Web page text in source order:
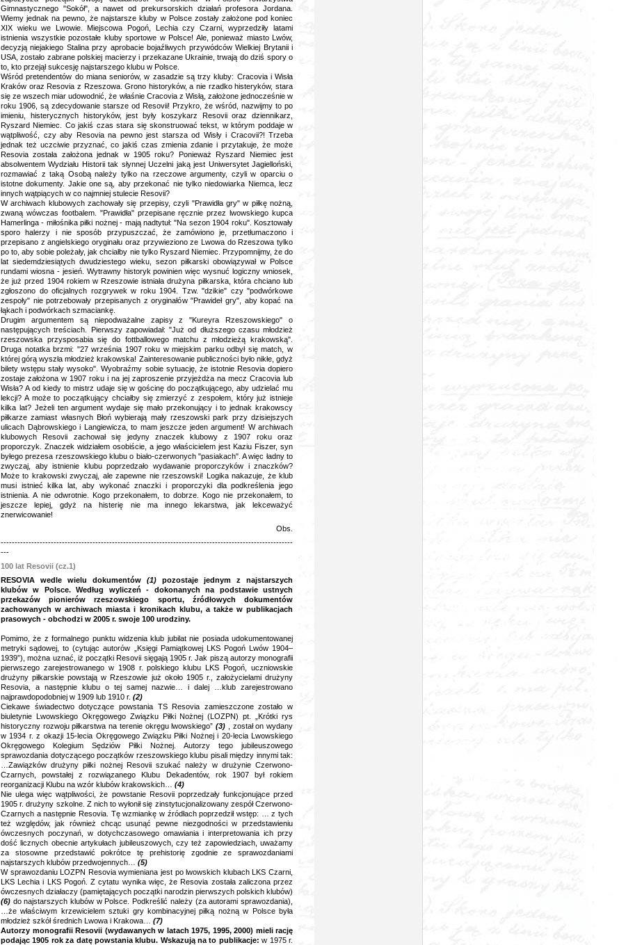
Gimnastycznego "Sokół", a nawet od prekursorskich działań profesora Jordana.
Wiemy jednak na pewno, że najstarsze kluby w Polsce zostały założone pod koniec
XIX wieku we Lwowie. Miejscowa Pogoń, Lechia czy Czarni, wyprzedziły latami
istnienia wszystkie pozostałe kluby sportowe w Polsce! Ale, ponieważ miasto Lwów,
decyzją niejakiego Stalina przy aprobacie bojaźliwych przywódców Wielkiej Brytanii i
USA, zostało zabrane polskiej macierzy i przekazane Ukrainie, trwają do dziś spory o
to, kto przejął sukcesję najstarszego klubu w Polsce.
Wśród pretendentów do miana seniorów, w zasadzie są trzy kluby: Cracovia i Wisła
Kraków oraz Resovia z Rzeszowa. Grono historyków, a nie rzadko histeryków, stara
się ze wszech miar udowodnić, że właśnie Cracovia z Wisłą, założone jednocześnie w
roku 1906, są zdecydowanie starsze od Resovii! Przykro, że wśród, nazwijmy to po
imieniu, histerycznych historyków, jest były koszykarz Resovii oraz dziennikarz,
Ryszard Niemiec. Co jakiś czas stara się skonstruować tekst, w którym poddaje w
wątpliwość, czy aby Resovia na pewno jest starsza od Wisły i Cracovii?! Trzeba
jednak też uczciwie przyznać, co jakiś czas zmienia zdanie i przytakuje, że może
Resovia została założona jednak w 1905 roku? Ponieważ Ryszard Niemiec jest
absolwentem Wydziału Historii tak słynnej Uczelni jaką jest Uniwersytet Jagielloński,
rozmawiać z taką Osobą należy tylko na rzeczowe argumenty, czyli w oparciu o
istotne dokumenty. Jakie one są, aby przekonać nie tylko niedowiarka Niemca, lecz
innych wątpiących w co najmniej stulecie Resovii?
W archiwach klubowych zachowały się przepisy, czyli "Prawidła gry" w piłkę nożną,
zwaną wówczas footbalem. "Prawidła" przepisane ręcznie przez lwowskiego kupca
Hamerlinga - miłośnika piłki nożnej - mają nadtytuł: "Na sezon 1904 roku". Kosztowały
sporo halerzy i nie sposób przypuszczać, że zamówiono je, przetłumaczono i
przepisano z angielskiego oryginału oraz przywieziono ze Lwowa do Rzeszowa tylko
po to, aby sobie poleżały, jak chciałby nie tylko Ryszard Niemiec. Przypomnijmy, że do
lat siedemdziesiątych dwudziestego wieku, sezon piłkarski obowiązywał w Polsce
rundami wiosna - jesień. Wytrawny historyk powinien więc wysnuć logiczny wniosek,
że już przed 1904 rokiem w Rzeszowie istniała drużyna piłkarska, która chciano lub
zgłoszono do oficjalnych rozgrywek w roku 1904. Tzw. "dzikie" czy "podwórkowe
zespoły" nie potrzebowały przepisanych z oryginałów "Prawideł gry", aby kopać na
łąkach i podwórkach szmaciankę.
Drugim argumentem są niepodważalne zapisy z "Kureyra Rzeszowskiego" o
następujących treściach. Pierwszy zapowiadał: "Już od dłuższego czasu młodzież
rzeszowska przysposabia się do fottballowego matchu z młodzieżą krakowską".
Druga notatka brzmi: "27 września 1907 roku w miejskim parku odbył się match, w
której górą wyszła młodzież krakowska! Zainteresowanie publiczności było nikłe, gdyż
bilety wstępu stały wysoko". Wyobraźmy sobie sytuację, że istotnie Resovia dopiero
zostaje założona w 1907 roku i na jej zaproszenie przyjeżdża na mecz Cracovia lub
Wisła? A od kiedy to mistrz udaje się w gościnę do początkującego, aby udzielać mu
lekcji? A może to początkujący chciałby się zmierzyć z zespołem, który już istnieje
kilka lat? Jeżeli ten argument wydaje się mało przekonujący i to jednak krakowscy
piłkarze zamiast własnych Błoń wybierają mały rzeszowski park przy dzisiejszych
ulicach Dąbrowskiego i Langiewicza, to mam jeszcze jeden argument! W archiwach
klubowych Resovii zachował się jedyny znaczek klubowy z 1907 roku oraz
proporczyk. Znaczek widziałem osobiście, a jego właścicielem jest Kaziu Fiszer, syn
byłego prezesa rzeszowskiego klubu o biało-czerwonych "pasiakach". A więc ładny to
zwyczaj, aby istnienie klubu poprzedzało wydawanie proporczyków i znaczków?
Może to krakowski zwyczaj, ale zapewne nie rzeszowski! Logika nakazuje, że klub
musi istnieć kilka lat, aby wykonać znaczki i proporczyki dla podkreślenia jego
istnienia. A nie odwrotnie. Kogo przekonałem, to dobrze. Kogo nie przekonałem, to
jeszcze lepiej, gdyż na histerię nie ma innego lekarstwa, jak lekceważyć
znerwicowanie!
Obs.
---------------------------------------------------------------------------------------------------------
---
100 lat Resovii (cz.1)
RESOVIA wedle wielu dokumentów (1) pozostaje jednym z najstarszych
klubów w Polsce. Według wyliczeń - dokonanych na podstawie ustnych
przekazów pionierów rzeszowskiego sportu, źródłowych dokumentów
zachowanych w archiwach miasta i kronikach klubu, a także w publikacjach
prasowych - obchodzi w 2005 r. swoje 100 urodziny.
Pomimo, że z formalnego punktu widzenia klub jubilat nie posiada udokumentowanej
metryki sądowej, to (cytując autorów „Księgi Pamiątkowej LKS Pogoń Lwów 1904–
1939”), można uznać, iż początki Resovii sięgają 1905 r. Jak piszą autorzy monografii
pierwszego zarejestrowanego w 1908 r. polskiego klubu LKS Pogoń, uczniowskie
drużyny piłkarskie powstają w Rzeszowie już około 1905 r., założycielami drużyny
Resovia, a następnie klubu o tej samej nazwie… i dalej …klub zarejestrowano
najprawdopodobniej w 1909 lub 1910 r. (2)
Ciekawe świadectwo dotyczące powstania TS Resovia zamieszczone zostało w
biuletynie Lwowskiego Okręgowego Związku Piłki Nożnej (LOZPN) pt. „Krótki rys
historyczny rozwoju piłkarstwa na terenie okręgu lwowskiego”(3) , został on wydany
w 1934 r. z okazji 15-lecia Okręgowego Związku Piłki Nożnej i 20-lecia Lwowskiego
Okręgowego Kolegium Sędziów Piłki Nożnej. Autorzy tego jubileuszowego
sprawozdania dotyczącego początków rzeszowskiego klubu pisali między innymi tak:
…Zawiązków drużyny piłki nożnej Resovii szukać należy w drużynie Czerwono-
Czarnych, powstałej z rozwiązanego Klubu Dekadentów, rok 1907 był rokiem
reorganizacji Klubu na wzór klubów krakowskich…
(4)
Nie ulega więc wątpliwości, że powstanie Resovii poprzedzały funkcjonujące przed
1905 r. drużyny szkolne. Z nich to wyłonił się zinstytucjonalizowany zespół Czerwono-
Czarnych a następnie Resovia. Tę wzmiankę w źródłach poprzedził wstęp: … z tych
też względów, jak również chcąc usunąć pewne niezgodności w przedstawieniu
ówczesnych poczynań, w dotychczasowego omawiania i interpretowania ich przy
dość licznych obecnie artykułach jubileuszowych, czy też zapowiedziach, uważamy
za stosowne przedstawić pokrótce tę prehistorię zgodnie ze sprawozdaniami
najstarszych klubów przedwojennych…
(5)
W sprawozdaniu LOZPN Resovia wymieniana jest po lwowskich klubach LKS Czarni,
LKS Lechia i LKS Pogoń. Z cytatu wynika więc, że Resovia została zaliczona przez
ówczesnych działaczy (pamiętających początki narodzin pierwszych polskich klubów)
(6) do najstarszych klubów w Polsce. Podkreślić należy (za autorami sprawozdania),
…że właściwym krzewicielem sztuki gry kombinacyjnej piłką nożną w Polsce była
młodzież szkół średnich Lwowa i Krakowa…
(7)
Autorzy monografii Resovii (wydawanych w latach 1975, 1995, 2000) mieli rację
podając 1905 rok za datę powstania klubu. Wskazują na to publikacje: w 1975 r.